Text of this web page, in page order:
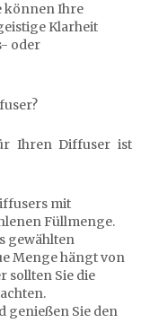
können Ihre
Klarheit
oder
Ihren Diffuser ist
mit
Füllmenge.
gewählten
Menge hängt von
sollten Sie die
genießen Sie den